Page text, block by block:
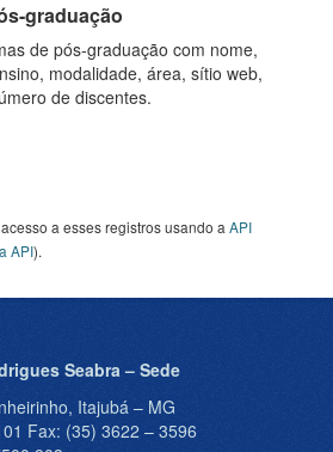
graduação
de pós-graduação com nome,
modalidade, área, sítio web,
de discentes.
a esses registros usando a API
API).
Seabra – Sede
Itajubá – MG
Fax: (35) 3622 – 3596